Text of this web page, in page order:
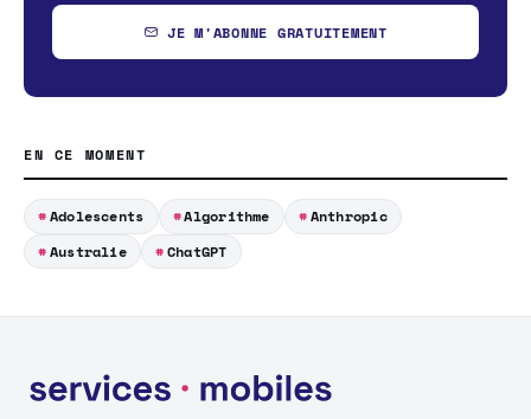
JE M'ABONNE GRATUITEMENT
EN CE MOMENT
Adolescents Algorithme
Anthropic
Australie
ChatGPT